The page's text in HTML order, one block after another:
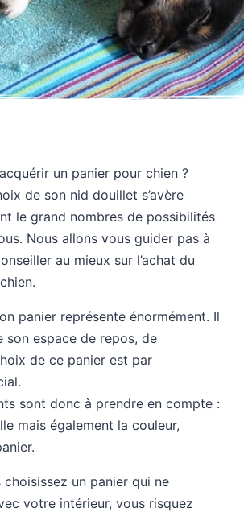
un panier pour chien ?
de son nid douillet s’avère
le grand nombres de possibilités
Nous allons vous guider pas à
au mieux sur l’achat du
panier représente énormément. Il
son espace de repos, de
de ce panier est par
sont donc à prendre en compte :
mais également la couleur,
un panier qui ne
votre intérieur, vous risquez